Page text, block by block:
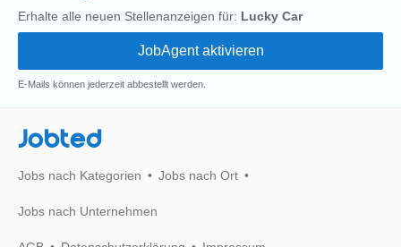
Erhalte alle neuen Stellenanzeigen für: Lucky Car
E-Mails können jederzeit abbestellt werden.
Jobted
Jobs nach Kategorien Jobs nach Ort
Jobs nach Unternehmen